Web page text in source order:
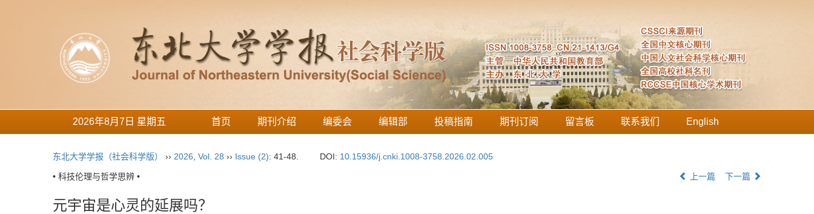
2026年8月7日 星期五 首页 期刊介绍 编委会 编辑部 投稿指南 期刊订阅 留言板 联系我们 English
东北大学学报（社会科学版） ›› 2026 Vol. 28 ›› Issue (2): 41-48. DOI: 10.15936/j.cnki.1008-3758.2026.02.005
• 科技伦理与哲学思辨 • 上一篇 下一篇
元宇宙是心灵的延展吗？